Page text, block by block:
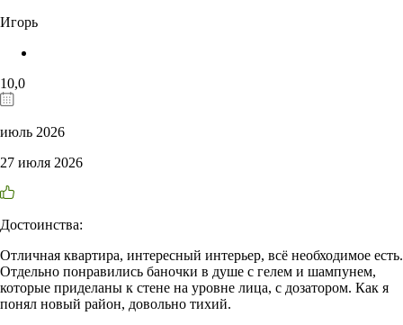
Игорь
10,0
июль 2026
27 июля 2026
Достоинства:
Отличная квартира, интересный интерьер, всё необходимое есть.
Отдельно понравились баночки в душе с гелем и шампунем,
которые приделаны к стене на уровне лица, с дозатором. Как я
понял новый район, довольно тихий.